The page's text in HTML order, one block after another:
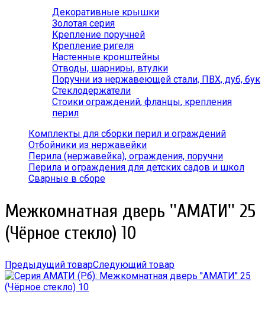
Декоративные крышки
Золотая серия
Крепление поручней
Крепление ригеля
Настенные кронштейны
Отводы, шарниры, втулки
Поручни из нержавеющей стали, ПВХ, дуб, бук
Стеклодержатели
Стоики ограждений, фланцы, крепления
перил
Комплекты для сборки перил и ограждений
Отбойники из нержавейки
Перила (нержавейка), ограждения, поручни
Перила и ограждения для детских садов и школ
Сварные в сборе
Межкомнатная дверь ''АМАТИ'' 25
(Чёрное стекло) 10
Предыдущий товарСледующий товар